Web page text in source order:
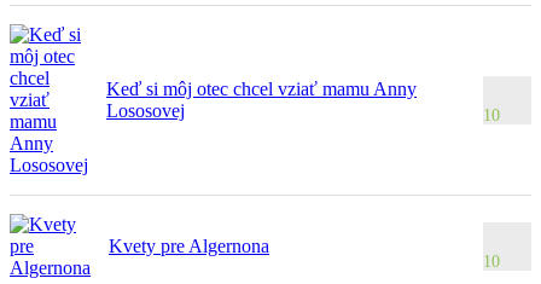
Keď si môj otec chcel vziať mamu Anny
Lososovej
10
Kvety pre Algernona
10